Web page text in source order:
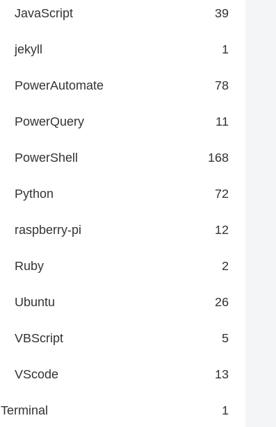
JavaScript 39
jekyll 1
PowerAutomate 78
PowerQuery 11
PowerShell 168
Python 72
raspberry-pi 12
Ruby 2
Ubuntu 26
VBScript 5
VScode 13
Terminal 1